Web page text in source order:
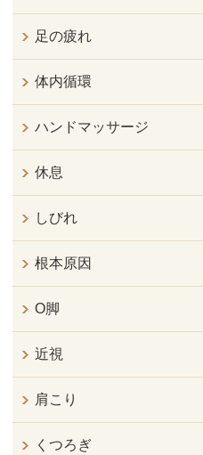
足の疲れ
体内循環
ハンドマッサージ
休息
しびれ
根本原因
O脚
近視
肩こり
くつろぎ